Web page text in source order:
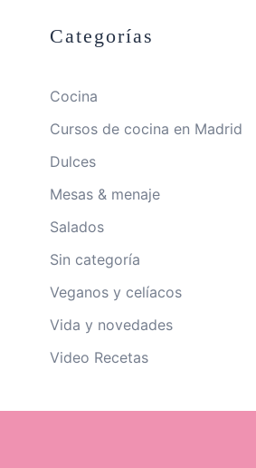
Categorías
Cocina
Cursos de cocina en Madrid
Dulces
Mesas & menaje
Salados
Sin categoría
Veganos y celíacos
Vida y novedades
Video Recetas